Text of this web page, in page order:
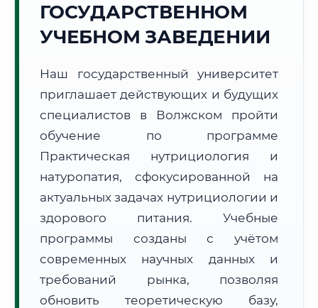
📍 Региональная справка
Субъект:
Волгоградская область
Почтовые индексы:
404100–404199
Часовой пояс:
МСК (UTC+3)
Формат учебы:
Дистанционно
🗺️ Зона обслуживания: г. Волжский
Расчет логистики оригиналов:
• Маршрут транзита:
• Экспресс-доставка СДЭК / Почтой:4–6 рабочих дней
ГОСУДАРСТВЕННОМ
УЧЕБНОМ ЗАВЕДЕНИИ
Наш государственный университет
приглашает действующих и будущих
специалистов в Волжском пройти
обучение по программе
Практическая нутрициология и
натуропатия, сфокусированной на
актуальных задачах нутрициологии и
здорового питания. Учебные
программы созданы с учётом
современных научных данных и
требований рынка, позволяя
обновить теоретическую базу,